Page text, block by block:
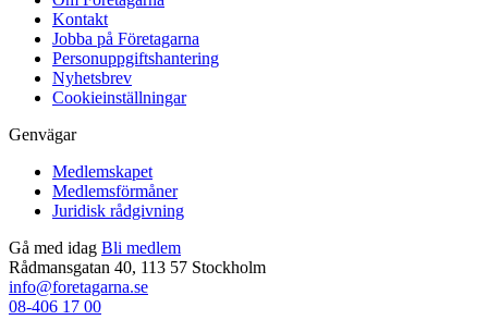
Kontakt
Jobba på Företagarna
Personuppgiftshantering
Nyhetsbrev
Cookieinställningar
Genvägar
Medlemskapet
Medlemsförmåner
Juridisk rådgivning
Gå med idag Bli medlem
Rådmansgatan 40, 113 57 Stockholm
info@foretagarna.se
08-406 17 00